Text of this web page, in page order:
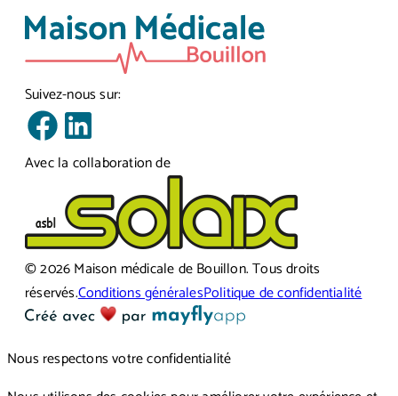
Suivez-nous sur:
Avec la collaboration de
©2026Maison médicale de Bouillon.Tous droits
réservés.Conditions généralesPolitique de confidentialité
Nous respectons votre confidentialité